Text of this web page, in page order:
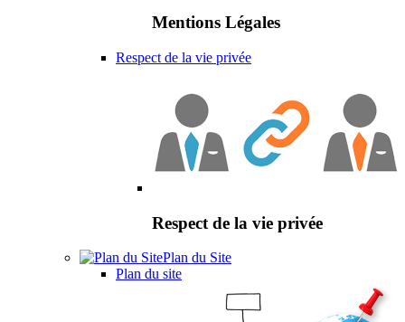
Mentions Légales
Respect de la vie privée
Respect de la vie privée
Plan du Site
Plan du site